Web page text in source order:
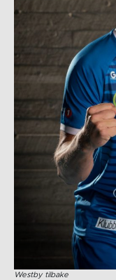
Westby tilbake